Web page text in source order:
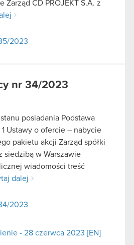
Zarząd CD PROJEKT S.A. z
2023
nr 34/2023
posiadania Podstawa
Ustawy o ofercie – nabycie
pakietu akcji Zarząd spółki
siedzibą w Warszawie
wiadomości treść
dalej
2023
- 28 czerwca 2023 [EN]